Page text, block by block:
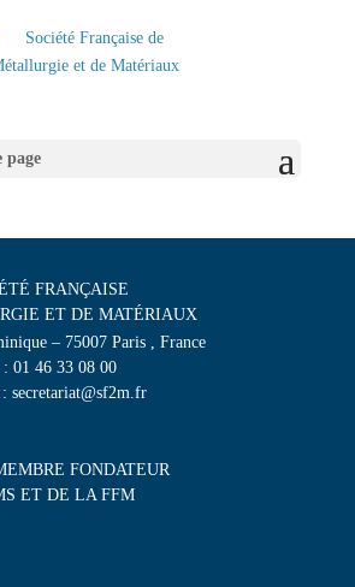
page
FRANÇAISE
ET DE MATÉRIAUX
– 75007 Paris , France
01 46 33 08 00
secretariat@sf2m.fr
FONDATEUR
ET DE LA FFM